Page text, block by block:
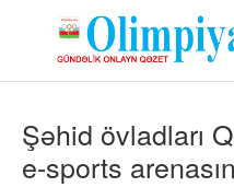
MOK
OLIMPIYA OYUNLARI
ÇAP VERSIYASI
Şəhid övladları
e-sports